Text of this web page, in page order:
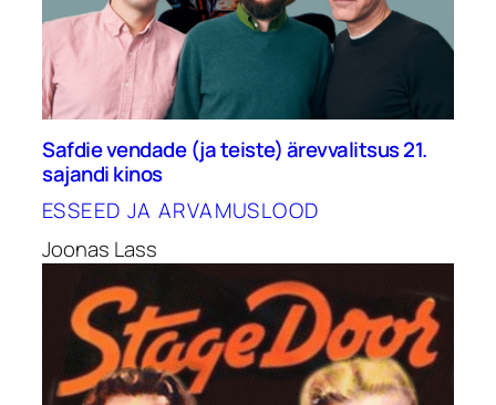
Safdie vendade (ja teiste) ärevvalitsus 21.
sajandi kinos
ESSEED JA ARVAMUSLOOD
Joonas Lass